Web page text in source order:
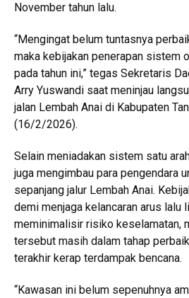
November tahun lalu.
“Mengingat belum tuntasnya
maka kebijakan penerapan sistem
pada tahun ini,” tegas Sekretaris
Arry Yuswandi saat meninjau
jalan Lembah Anai di Kabupaten
(16/2/2026).
Selain meniadakan sistem satu
juga mengimbau para pengendara
sepanjang jalur Lembah Anai.
demi menjaga kelancaran arus lalu
meminimalisir risiko keselamatan,
tersebut masih dalam tahap
terakhir kerap terdampak bencana.
“Kawasan ini belum sepenuhnya